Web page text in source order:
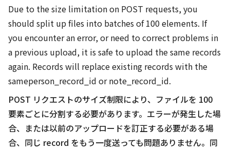
Due to the size limitation on POST requests, you
should split up files into batches of 100elements. If
you encounter an error, or need to correct problems in
a previous upload, it is safe to upload the same records
again. Records will replace existing records with the
sameperson_record_id or note_record_id.
POST リクエストのサイズ制限により、ファイルを 100
要素ごとに分割する必要があります。エラーが発生した場
合、または以前のアップロードを訂正する必要がある場
合、同じ record をもう一度送っても問題ありません。同